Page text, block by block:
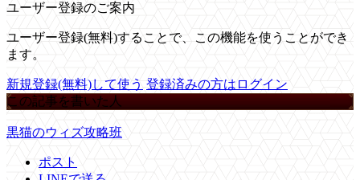
ユーザー登録のご案内
ユーザー登録(無料)することで、この機能を使うことができ
ます。
新規登録(無料)して使う 登録済みの方はログイン
この記事を書いた人
黒猫のウィズ攻略班
ポスト